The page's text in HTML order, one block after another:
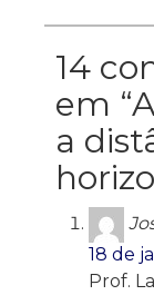
14
em “
a
18 de
Prof.